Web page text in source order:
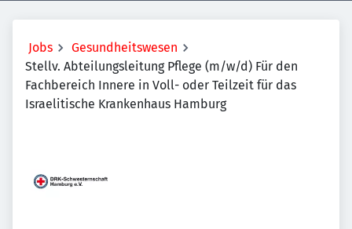
Jobs
Gesundheitswesen
Stellv. Abteilungsleitung Pflege (m/w/d) Für den
Fachbereich Innere in Voll- oder Teilzeit für das
Israelitische Krankenhaus Hamburg